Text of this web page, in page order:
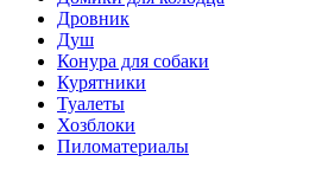
Дровник
Душ
Конура для собаки
Курятники
Туалеты
Хозблоки
Пиломатериалы